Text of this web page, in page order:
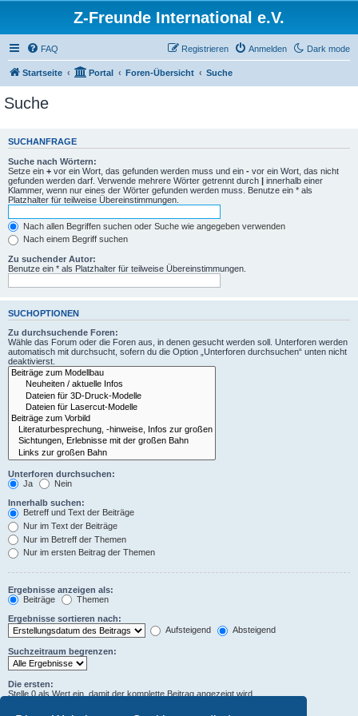
Z-Freunde International e.V.
Dark mode
FAQ Anmelden
Registrieren
Startseite Portal Foren-Übersicht Suche
Suche
SUCHANFRAGE
Suche nach Wörtern:
Setze ein + vor ein Wort, das gefunden werden muss und ein - vor ein Wort, das nicht
gefunden werden darf. Verwende mehrere Wörter getrennt durch | innerhalb einer
Klammer, wenn nur eines der Wörter gefunden werden muss. Benutze ein * als
Platzhalter für teilweise Übereinstimmungen.
Nach allen Begriffen suchen oder Suche wie angegeben verwenden
Nach einem Begriff suchen
Zu suchender Autor:
Benutze ein * als Platzhalter für teilweise Übereinstimmungen.
SUCHOPTIONEN
Zu durchsuchende Foren:
Wähle das Forum oder die Foren aus, in denen gesucht werden soll. Unterforen werden
automatisch mit durchsucht, sofern du die Option „Unterforen durchsuchen“ unten nicht
deaktivierst.
Unterforen durchsuchen:
Ja
Nein
Innerhalb suchen:
Betreff und Text der Beiträge
Nur im Text der Beiträge
Nur im Betreff der Themen
Nur im ersten Beitrag der Themen
Ergebnisse anzeigen als:
Beiträge
Themen
Ergebnisse sortieren nach:
Aufsteigend
Absteigend
Suchzeitraum begrenzen:
Die ersten:
Stelle 0 als Wert ein, damit der komplette Beitrag angezeigt wird.